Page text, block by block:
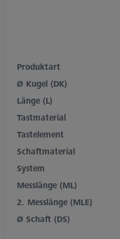
Produktart
Ø Kugel (DK)
Länge (L)
Tastmaterial
Tastelement
Schaftmaterial
System
Messlänge (ML)
2. Messlänge (MLE)
Ø Schaft (DS)